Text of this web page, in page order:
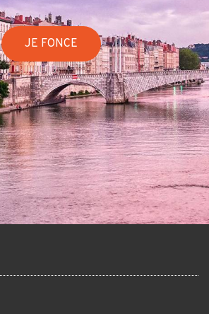
JE FONCE